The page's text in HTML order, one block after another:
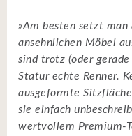
»Am besten setzt
ansehnlichen Möbel
sind trotz (oder
Statur echte Renner.
ausgeformte
sie einfach
wertvollem Premium-